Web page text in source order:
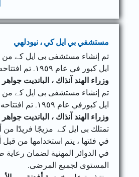
مستشفي بي ايل كي ، نيودلهي
تم إنشاء مستشفى بی ایل کے من
ایل کبور في عام ١٩٥٩. تم افتتاحه من قبل
وزراء الهند آنذاك ، البانديت
تم إنشاء مستشفى بی ایل کے من
ایل کبورفي عام ١٩٥٩. تم افتتاحه من قبل
وزراء الهند آنذاك ، البانديت
تمتلك بی ایل کے مزيجًا فريدًا من
في فئتها ، يتم استخدامها من
في الدوائر المهنية لضمان رعاية
المستوى لجميع المرضى.